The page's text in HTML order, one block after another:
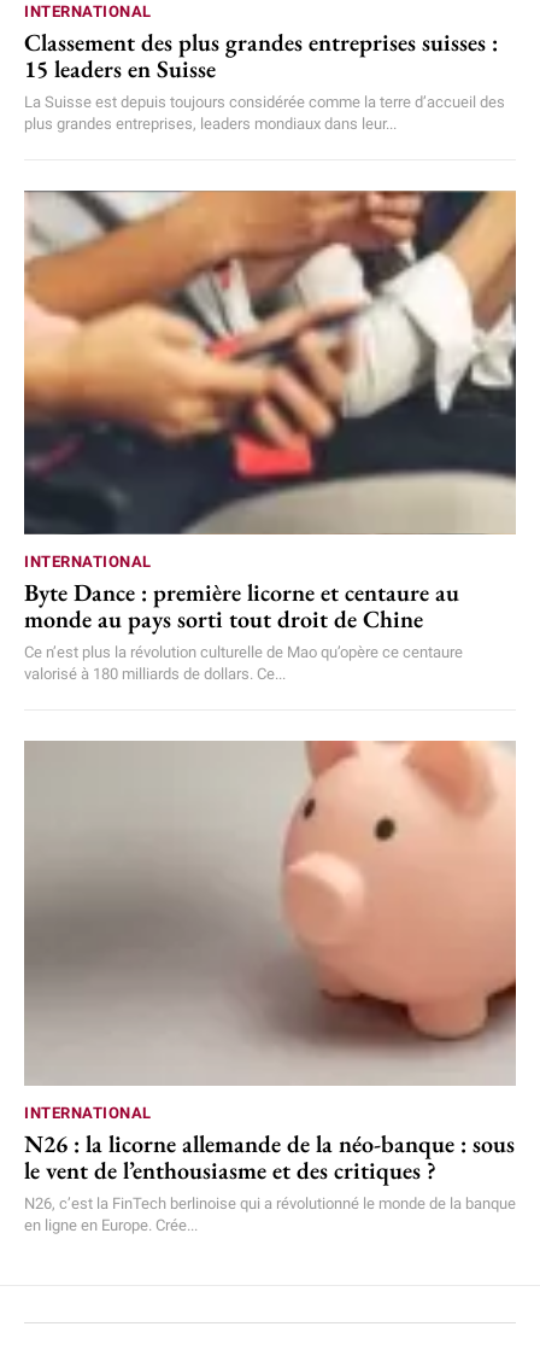
INTERNATIONAL
Classement des plus grandes entreprises suisses :
15 leaders en Suisse
La Suisse est depuis toujours considérée comme la terre d’accueil des
plus grandes entreprises, leaders mondiaux dans leur...
INTERNATIONAL
Byte Dance : première licorne et centaure au
monde au pays sorti tout droit de Chine
Ce n’est plus la révolution culturelle de Mao qu’opère ce centaure
valorisé à 180 milliards de dollars. Ce...
INTERNATIONAL
N26 : la licorne allemande de la néo-banque : sous
le vent de l’enthousiasme et des critiques ?
N26, c’est la FinTech berlinoise qui a révolutionné le monde de la banque
en ligne en Europe. Crée...